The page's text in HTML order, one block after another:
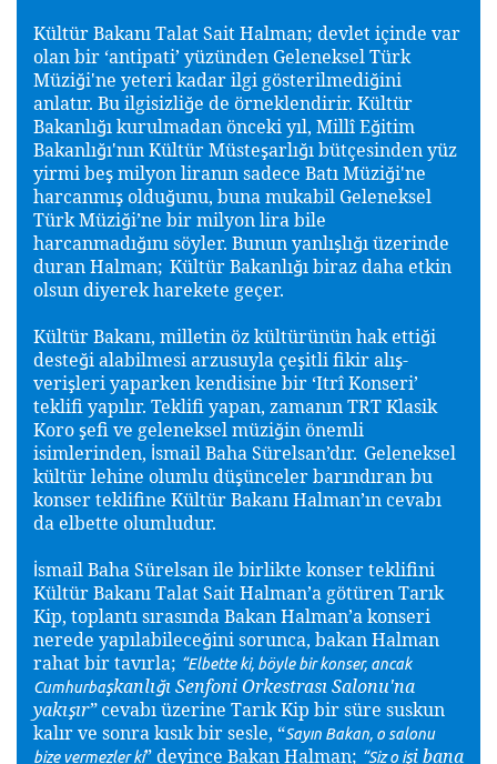
Kültür Bakanı Talat Sait Halman; devlet içinde var
olan bir ‘antipati’ yüzünden Geleneksel Türk
Müziği'ne yeteri kadar ilgi gösterilmediğini
anlatır. Bu ilgisizliğe de örneklendirir. Kültür
Bakanlığı kurulmadan önceki yıl, Millî Eğitim
Bakanlığı'nın Kültür Müsteşarlığı bütçesinden yüz
yirmi beş milyon liranın sadece Batı Müziği'ne
harcanmış olduğunu, buna mukabil Geleneksel
Türk Müziği’ne bir milyon lira bile
harcanmadığını söyler. Bunun yanlışlığı üzerinde
duran Halman; Kültür Bakanlığı biraz daha etkin
olsun diyerek harekete geçer.
Kültür Bakanı, milletin öz kültürünün hak ettiği
desteği alabilmesi arzusuyla çeşitli fikir alış-
verişleri yaparken kendisine bir ‘Itrî Konseri’
teklifi yapılır. Teklifi yapan, zamanın TRT Klasik
Koro şefi ve geleneksel müziğin önemli
isimlerinden, İsmail Baha Sürelsan’dır. Geleneksel
kültür lehine olumlu düşünceler barındıran bu
konser teklifine Kültür Bakanı Halman’ın cevabı
da elbette olumludur.
İsmail Baha Sürelsan ile birlikte konser teklifini
Kültür Bakanı Talat Sait Halman’a götüren Tarık
Kip, toplantı sırasında Bakan Halman’a konseri
nerede yapılabileceğini sorunca, bakan Halman
rahat bir tavırla; “Elbette ki, böyle bir konser, ancak
Cumhurbaşkanlığı Senfoni Orkestrası Salonu'na
yakışır”cevabı üzerine Tarık Kip bir süre suskun
kalır ve sonra kısık bir sesle, “Sayın Bakan, o salonu
bize vermezler ki” deyince Bakan Halman; “Siz o işi bana